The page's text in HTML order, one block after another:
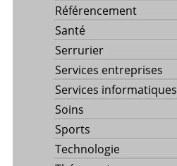
Référencement
Santé
Serrurier
Services entreprises
Services informatiques
Soins
Sports
Technologie